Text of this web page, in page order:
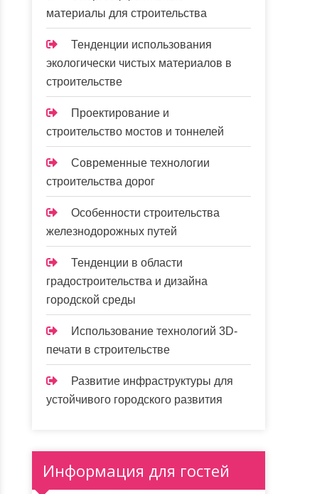
материалы для строительства
Тенденции использования
экологически чистых материалов в
строительстве
Проектирование и
строительство мостов и тоннелей
Современные технологии
строительства дорог
Особенности строительства
железнодорожных путей
Тенденции в области
градостроительства и дизайна
городской среды
Использование технологий 3D-
печати в строительстве
Развитие инфраструктуры для
устойчивого городского развития
Информация для гостей